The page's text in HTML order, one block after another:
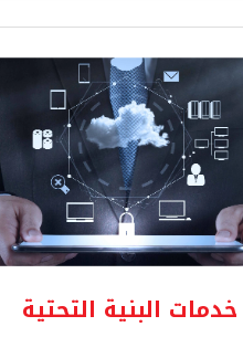
خدمات البنية التحتية